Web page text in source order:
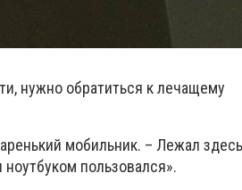
нужно обратиться к лечащему
мобильник. – Лежал здесь
пользовался».